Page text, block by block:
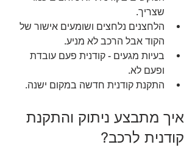
שצריך.
הלחצנים נלחצים ושומעים אישור של
הקוד אבל הרכב לא מניע.
בעיות מגעים - קודנית פעם עובדת
ופעם לא.
התקנת קודנית חדשה במקום ישנה.
איך מתבצע ניתוק והתקנת
קודנית לרכב?